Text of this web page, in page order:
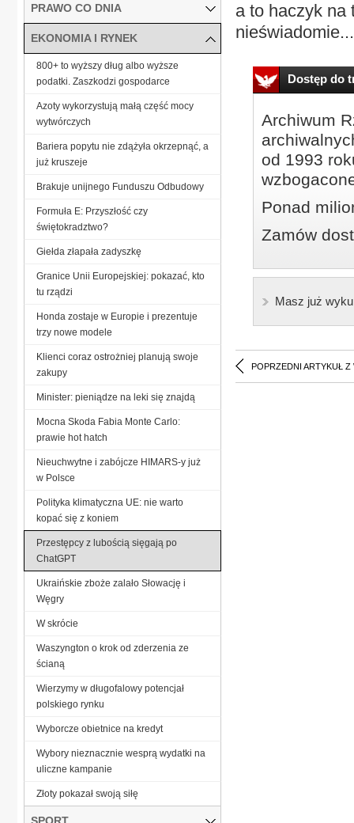
a to haczyk na
nieświadomie...
Dostęp do
Archiwum
od 1993
Ponad
Zamów
Masz już
POPRZEDNI ARTYKUŁ Z
PRAWO CO DNIA
EKONOMIA I RYNEK
800+ to wyższy dług albo wyższe
podatki. Zaszkodzi gospodarce
Azoty wykorzystują małą część mocy
wytwórczych
Bariera popytu nie zdążyła okrzepnąć, a
już kruszeje
Brakuje unijnego Funduszu Odbudowy
Formuła E: Przyszłość czy
świętokradztwo?
Giełda złapała zadyszkę
Granice Unii Europejskiej: pokazać, kto
tu rządzi
Honda zostaje w Europie i prezentuje
trzy nowe modele
Klienci coraz ostrożniej planują swoje
zakupy
Minister: pieniądze na leki się znajdą
Mocna Skoda Fabia Monte Carlo:
prawie hot hatch
Nieuchwytne i zabójcze HIMARS-y już
w Polsce
Polityka klimatyczna UE: nie warto
kopać się z koniem
Przestępcy z lubością sięgają po
ChatGPT
Ukraińskie zboże zalało Słowację i
Węgry
W skrócie
Waszyngton o krok od zderzenia ze
ścianą
Wierzymy w długofalowy potencjał
polskiego rynku
Wyborcze obietnice na kredyt
Wybory nieznacznie wesprą wydatki na
uliczne kampanie
Złoty pokazał swoją siłę
SPORT